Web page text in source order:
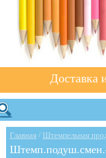
Доставка
Главная / Штемпельная